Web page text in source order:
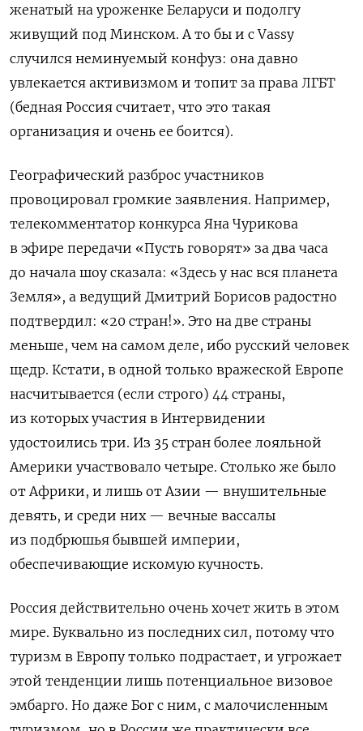
женатый на уроженке Беларуси и подолгу
живущий под Минском. А то бы и с Vassy
случился неминуемый конфуз: она давно
увлекается активизмом и топит за права ЛГБТ
(бедная Россия считает, что это такая
организация и очень ее боится).
Географический разброс участников
провоцировал громкие заявления. Например,
телекомментатор конкурса Яна Чурикова
в эфире передачи «Пусть говорят» за два часа
до начала шоу сказала: «Здесь у нас вся планета
Земля», а ведущий Дмитрий Борисов радостно
подтвердил: «20 стран!». Это на две страны
меньше, чем на самом деле, ибо русский человек
щедр. Кстати, в одной только вражеской Европе
насчитывается (если строго) 44 страны,
из которых участия в Интервидении
удостоились три. Из 35 стран более лояльной
Америки участвовало четыре. Столько же было
от Африки, и лишь от Азии — внушительные
девять, и среди них — вечные вассалы
из подбрюшья бывшей империи,
обеспечивающие искомую кучность.
Россия действительно очень хочет жить в этом
мире. Буквально из последних сил, потому что
туризм в Европу только подрастает, и угрожает
этой тенденции лишь потенциальное визовое
эмбарго. Но даже Бог с ним, с малочисленным